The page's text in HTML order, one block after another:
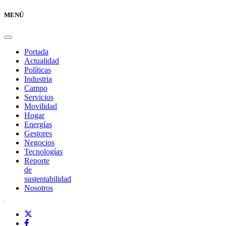
MENÚ
Portada
Actualidad
Políticas
Industria
Campo
Servicios
Movilidad
Hogar
Energías
Gestores
Negocios
Tecnologías
Reporte
de
sustentabilidad
Nosotros